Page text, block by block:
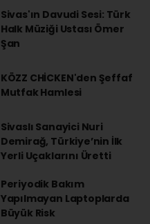
Sivas'ın Davudi Sesi: Türk
Halk Müziği Ustası Ömer
Şan
KÖZZ CHİCKEN'den Şeffaf
Mutfak Hamlesi
Sivaslı Sanayici Nuri
Demirağ, Türkiye’nin İlk
Yerli Uçaklarını Üretti
Periyodik Bakım
Yapılmayan Laptoplarda
Büyük Risk